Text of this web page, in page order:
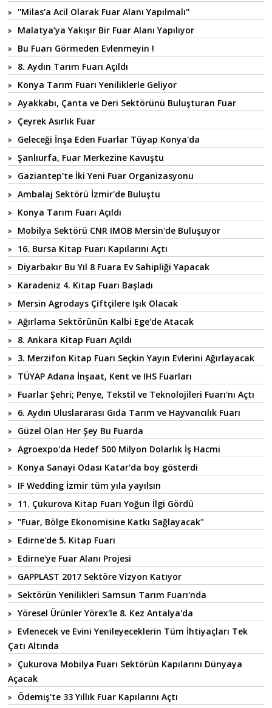
''Milas'a Acil Olarak Fuar Alanı Yapılmalı''
Malatya’ya Yakışır Bir Fuar Alanı Yapılıyor
Bu Fuarı Görmeden Evlenmeyin !
8. Aydın Tarım Fuarı Açıldı
Konya Tarım Fuarı Yeniliklerle Geliyor
Ayakkabı, Çanta ve Deri Sektörünü Buluşturan Fuar
Çeyrek Asırlık Fuar
Geleceği İnşa Eden Fuarlar Tüyap Konya'da
Şanlıurfa, Fuar Merkezine Kavuştu
Gaziantep'te İki Yeni Fuar Organizasyonu
Ambalaj Sektörü İzmir'de Buluştu
Konya Tarım Fuarı Açıldı
Mobilya Sektörü CNR IMOB Mersin'de Buluşuyor
16. Bursa Kitap Fuarı Kapılarını Açtı
Diyarbakır Bu Yıl 8 Fuara Ev Sahipliği Yapacak
Karadeniz 4. Kitap Fuarı Başladı
Mersin Agrodays Çiftçilere Işık Olacak
Ağırlama Sektörünün Kalbi Ege'de Atacak
8. Ankara Kitap Fuarı Açıldı
3. Merzifon Kitap Fuarı Seçkin Yayın Evlerini Ağırlayacak
TÜYAP Adana İnşaat, Kent ve IHS Fuarları
Fuarlar Şehri; Penye, Tekstil ve Teknolojileri Fuarı'nı Açtı
6. Aydın Uluslararası Gıda Tarım ve Hayvancılık Fuarı
Güzel Olan Her Şey Bu Fuarda
Agroexpo'da Hedef 500 Milyon Dolarlık İş Hacmi
Konya Sanayi Odası Katar'da boy gösterdi
IF Wedding İzmir tüm yıla yayılsın
11. Çukurova Kitap Fuarı Yoğun İlgi Gördü
"Fuar, Bölge Ekonomisine Katkı Sağlayacak"
Edirne'de 5. Kitap Fuarı
Edirne'ye Fuar Alanı Projesi
GAPPLAST 2017 Sektöre Vizyon Katıyor
Sektörün Yenilikleri Samsun Tarım Fuarı'nda
Yöresel Ürünler Yörex'le 8. Kez Antalya'da
Evlenecek ve Evini Yenileyeceklerin Tüm İhtiyaçları Tek
Çatı Altında
Çukurova Mobilya Fuarı Sektörün Kapılarını Dünyaya
Açacak
Ödemiş'te 33 Yıllık Fuar Kapılarını Açtı